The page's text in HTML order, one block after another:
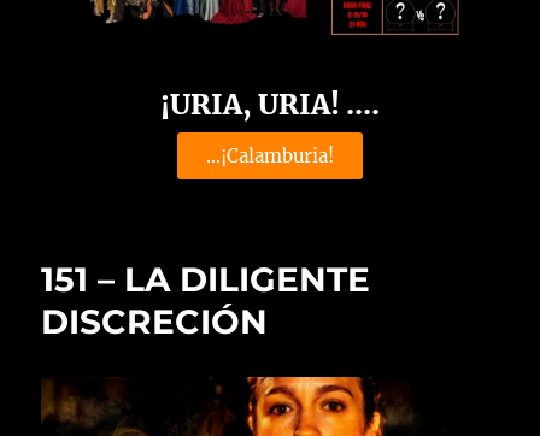
¡URIA, URIA! ....
...¡Calamburia!
151 – LA DILIGENTE
DISCRECIÓN